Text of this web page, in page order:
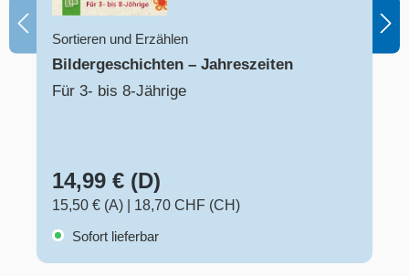
Sortieren und Erzählen
Bildergeschichten – Jahreszeiten
Für 3- bis 8-Jährige
14,99 € (D)
15,50 € (A)
18,70 CHF (CH)
Sofort lieferbar